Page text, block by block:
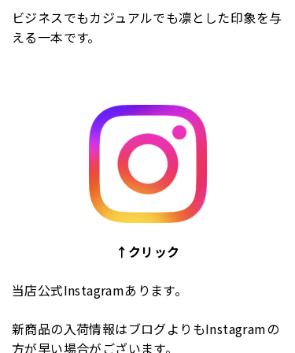
ビジネスでもカジュアルでも凛とした印象を与
える一本です。
↑クリック
当店公式Instagramあります。
新商品の入荷情報はブログよりもInstagramの
方が早い場合がございます。